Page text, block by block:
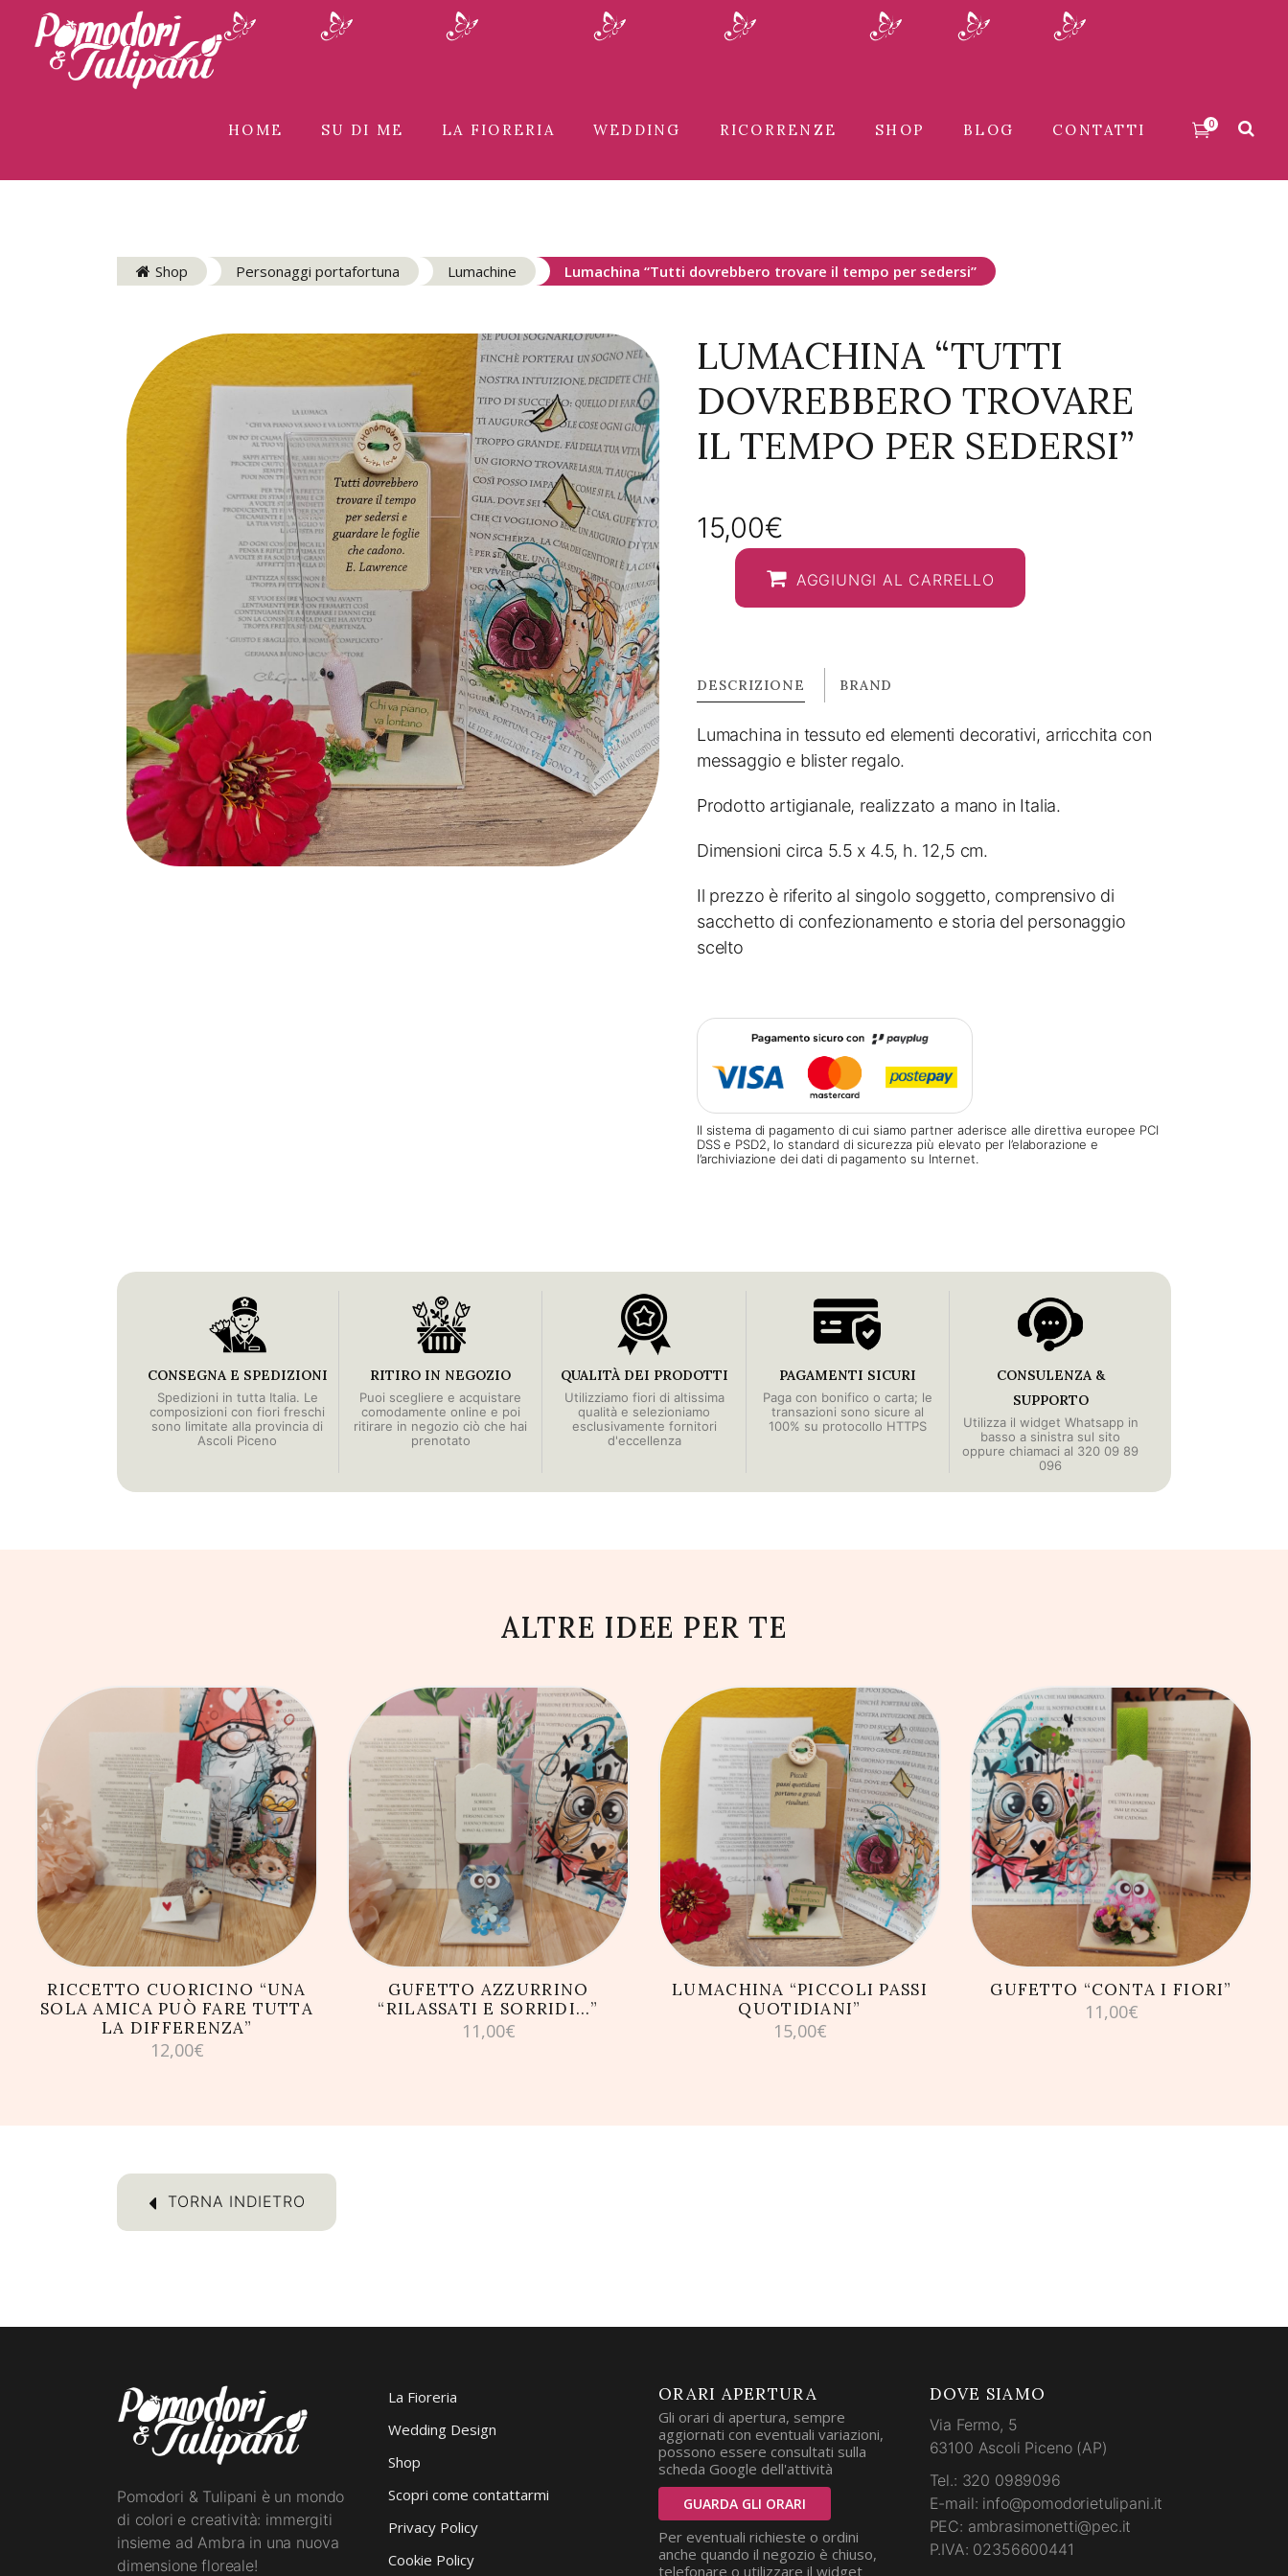
HOME SU DI ME LA FIORERIA WEDDING RICORRENZE SHOP BLOG CONTATTI 0
Shop Personaggi portafortuna Lumachine Lumachina “Tutti dovrebbero trovare il tempo per sedersi”
LUMACHINA “TUTTI
DOVREBBERO TROVARE
IL TEMPO PER SEDERSI”
15,00€
AGGIUNGI AL CARRELLO
DESCRIZIONE BRAND
Lumachina in tessuto ed elementi decorativi, arricchita con
messaggio e blister regalo.
Prodotto artigianale, realizzato a mano in Italia.
Dimensioni circa 5.5 x 4.5, h. 12,5 cm.
Il prezzo è riferito al singolo soggetto, comprensivo di
sacchetto di confezionamento e storia del personaggio
scelto
Il sistema di pagamento di cui siamo partner aderisce alle direttiva europee PCI
DSS e PSD2, lo standard di sicurezza più elevato per l’elaborazione e
l’archiviazione dei dati di pagamento su Internet.
CONSEGNA E SPEDIZIONI
Spedizioni in tutta Italia. Le
composizioni con fiori freschi
sono limitate alla provincia di
Ascoli Piceno
RITIRO IN NEGOZIO
Puoi scegliere e acquistare
comodamente online e poi
ritirare in negozio ciò che hai
prenotato
QUALITÀ DEI PRODOTTI
Utilizziamo fiori di altissima
qualità e selezioniamo
esclusivamente fornitori
d'eccellenza
PAGAMENTI SICURI
Paga con bonifico o carta; le
transazioni sono sicure al
100% su protocollo HTTPS
CONSULENZA &
SUPPORTO
Utilizza il widget Whatsapp in
basso a sinistra sul sito
oppure chiamaci al 320 09 89
096
ALTRE IDEE PER TE
AGGIUNGI AL CARRELLO
RICCETTO CUORICINO “UNA
SOLA AMICA PUÒ FARE TUTTA
LA DIFFERENZA”
12,00€
AGGIUNGI AL CARRELLO
GUFETTO AZZURRINO
“RILASSATI E SORRIDI…”
11,00€
AGGIUNGI AL CARRELLO
LUMACHINA “PICCOLI PASSI
QUOTIDIANI”
15,00€
AGGIUNGI AL CARRELLO
GUFETTO “CONTA I FIORI”
11,00€
TORNA INDIETRO
Pomodori & Tulipani è un mondo
di colori e creatività: immergiti
insieme ad Ambra in una nuova
dimensione floreale!
La Fioreria
Wedding Design
Shop
Scopri come contattarmi
Privacy Policy
Cookie Policy
ORARI APERTURA
Gli orari di apertura, sempre
aggiornati con eventuali variazioni,
possono essere consultati sulla
scheda Google dell'attività
GUARDA GLI ORARI
Per eventuali richieste o ordini
anche quando il negozio è chiuso,
telefonare o utilizzare il widget
DOVE SIAMO
Via Fermo, 5
63100 Ascoli Piceno (AP)
Tel.: 320 0989096
E-mail: info@pomodorietulipani.it
PEC: ambrasimonetti@pec.it
P.IVA: 02356600441